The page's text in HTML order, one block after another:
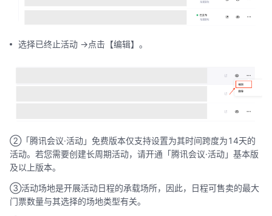
选择已终止活动 ->点击【编辑】。
②「腾讯会议·活动」免费版本仅支持设置为其时间跨度为14天的
活动。若您需要创建长周期活动，请开通「腾讯会议·活动」基本版
及以上版本。
③活动场地是开展活动日程的承载场所，因此，日程可售卖的最大
门票数量与其选择的场地类型有关。